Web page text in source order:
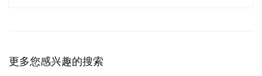
更多您感兴趣的搜索